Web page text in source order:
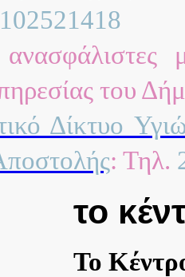
του
Δίκτυο
: Τηλ.
το
Το